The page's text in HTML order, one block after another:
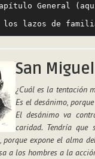
General
los lazos de
San
¿Cuál es la tentación
Es el desánimo,
El desánimo va
caridad. Tendría que
porque expone el alma
a los hombres a la